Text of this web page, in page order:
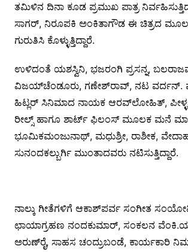
ತಮಿಳಿನ ದಿನಾ ಕೂಡ ಪ್ರಮುಖ ಪಾತ್ರ
ಸಾಗರ್, ನಿರೂಪಕಿ ಅಂಕಿತಾಗೌಡ ಈ ಚಿತ್ರದ
ಗುರುತಿಸಿ ಕೊಳ್ಳುತ್ತಿದ್ದಾರೆ.
ಉಳಿದಂತೆ ಯಶಸ್ವಿನಿ, ಭಜರಂಗಿ ಪ್ರಸನ್ನ,
ವಿಜಯ್‍ಚೆಂಡೂರು, ಗಣೇಶ್‍ರಾವ್, ನಟ ವರ್ದನ್.
ಹಿಟ್ಲರ್ ಸಿನಿಮಾದ ನಾಯಕ ಆರವ್‍ಲೋಹಿತ್,
ರೀಲ್ಸ್ ಹಾಗೂ ಶಾರ್ಟ್ ಫಿಲಂಸ್ ಮೂಲಕ ಮನೆ
ಭೂಮಿಕಮಂಜುನಾಥ್, ಮಧುಶ್ರೀ, ರಾಶೀಕ,
ಸುನಂದಕಲ್ಬುರ್ಗಿ ಮುಂತಾದವರು ನಟಿಸುತ್ತಿದ್ದಾರೆ.
ನಾಲ್ಕು ಗೀತೆಗಳಿಗೆ ಆಕಾಶ್‍ಪರ್ವ ಸಂಗೀತ
ಛಾಯಾಗ್ರಹಣ ನಂದಕುಮಾರ್, ಸಂಕಲನ
ಅರುಣ್‍ರೈ, ಸಾಹಸ ಚಂದ್ರುಬಂಡೆ, ಕಾರ್ಯಕಾರಿ